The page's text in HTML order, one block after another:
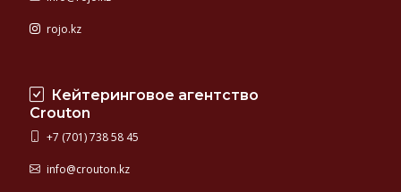
rojo.kz
Кейтеринговое агентство
Crouton
+7 (701) 738 58 45
info@crouton.kz